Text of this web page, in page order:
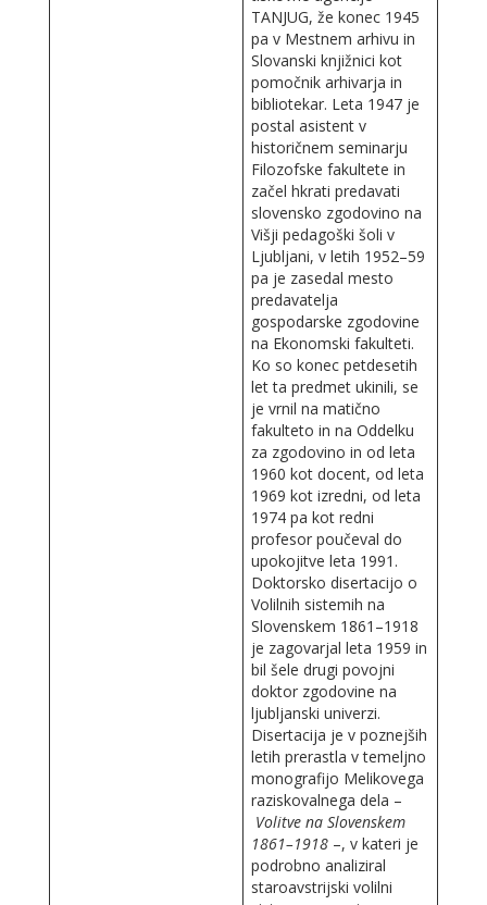
TANJUG, že konec 1945
pa v Mestnem arhivu in
Slovanski knjižnici kot
pomočnik arhivarja in
bibliotekar. Leta 1947 je
postal asistent v
historičnem seminarju
Filozofske fakultete in
začel hkrati predavati
slovensko zgodovino na
Višji pedagoški šoli v
Ljubljani, v letih 1952–59
pa je zasedal mesto
predavatelja
gospodarske zgodovine
na Ekonomski fakulteti.
Ko so konec petdesetih
let ta predmet ukinili, se
je vrnil na matično
fakulteto in na Oddelku
za zgodovino in od leta
1960 kot docent, od leta
1969 kot izredni, od leta
1974 pa kot redni
profesor poučeval do
upokojitve leta 1991.
Doktorsko disertacijo o
Volilnih sistemih na
Slovenskem 1861–1918
je zagovarjal leta 1959 in
bil šele drugi povojni
doktor zgodovine na
ljubljanski univerzi.
Disertacija je v poznejših
letih prerastla v temeljno
monografijo Melikovega
raziskovalnega dela –
Volitve na Slovenskem
1861–1918 –, v kateri je
podrobno analiziral
staroavstrijski volilni